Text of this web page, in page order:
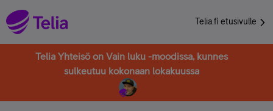
Telia.fi etusivulle
Telia Yhteisö on Vain luku -moodissa, kunnes
sulkeutuu kokonaan lokakuussa